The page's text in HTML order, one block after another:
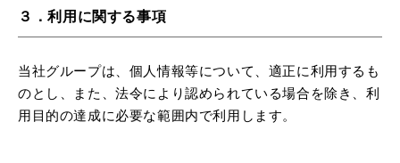
３．利用に関する事項
当社グループは、個人情報等について、適正に利用するも
のとし、また、法令により認められている場合を除き、利
用目的の達成に必要な範囲内で利用します。